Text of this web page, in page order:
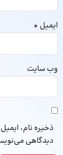
ایمیل *
وب‌ سایت
ذخیره نام،
دیدگاهی